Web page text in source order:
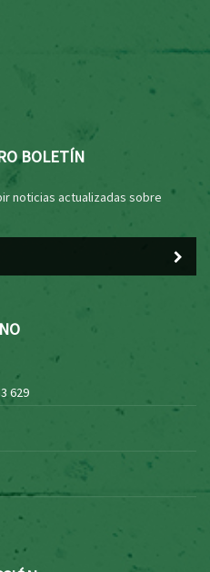
BOLETÍN
noticias actualizadas sobre
629